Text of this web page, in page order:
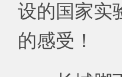
设的国家实
的感受！